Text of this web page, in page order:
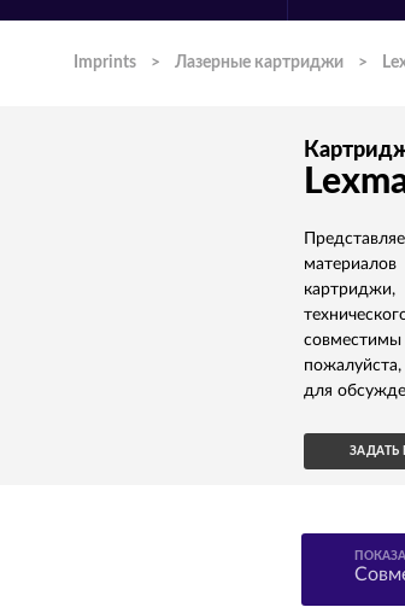
Imprints > Лазерные картриджи >
для
ЗАДАТЬ